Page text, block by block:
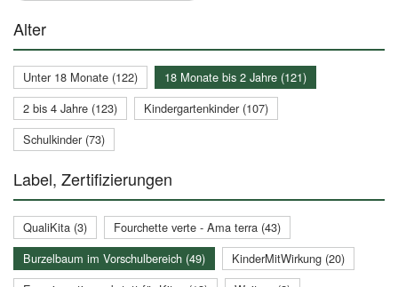
Alter
Unter 18 Monate (122)
18 Monate bis 2 Jahre (121)
2 bis 4 Jahre (123)
Kindergartenkinder (107)
Schulkinder (73)
Label, Zertifizierungen
QualiKita (3)
Fourchette verte - Ama terra (43)
Burzelbaum im Vorschulbereich (49)
KinderMitWirkung (20)